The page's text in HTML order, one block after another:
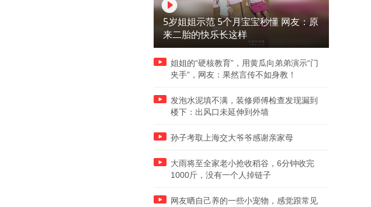
5岁姐姐示范 5个月宝宝秒懂 网友：原
来二胎的快乐长这样
姐姐的“硬核教育”，用黄瓜向弟弟演示“门
夹手”，网友：果然言传不如身教！
发泡水泥填不满，装修师傅检查发现漏到
楼下：出风口未延伸到外墙
孙子考取上海交大爷爷感谢亲家母
大雨将至全家老小抢收稻谷，6分钟收完
1000斤，没有一个人掉链子
网友晒自己养的一些小宠物，感觉跟常见